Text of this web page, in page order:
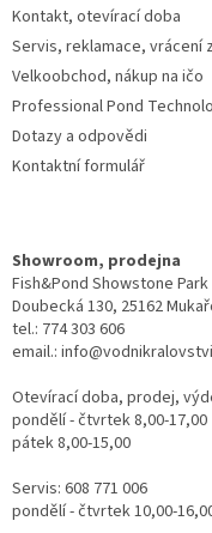
Kontakt, otevírací doba
Servis, reklamace, vrácení
Velkoobchod, nákup na ičo
Professional Pond
Dotazy a odpovědi
Kontaktní formulář
Showroom, prodejna
Fish&Pond Showstone Park
Doubecká 130, 25162
tel.: 774 303 606
email.:
Otevírací doba, prodej,
pondělí - čtvrtek 8,00-17,00
pátek 8,00-15,00
Servis: 608 771 006
pondělí - čtvrtek 10,00-